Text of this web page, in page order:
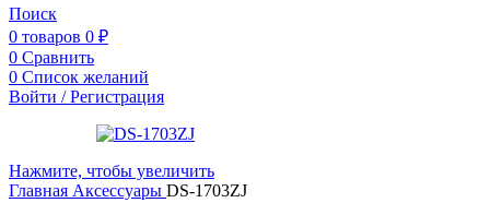
Поиск
0 товаров 0 ₽
0 Сравнить
0 Список желаний
Войти / Регистрация
Нажмите, чтобы увеличить
Главная Аксессуары DS-1703ZJ